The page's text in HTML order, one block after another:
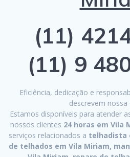
(11)
(11) 9
Eficiência, dedicação e
descrevem nossa
Estamos disponíveis para atender
nossos clientes 24 horas em Vila
serviços relacionados a telhadista
de telhados em Vila Miriam,